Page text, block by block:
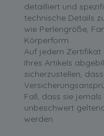
detailliert und
technische Details
wie Perlengröße,
Körperform.
Auf jedem Zertifikat
Ihres Artikels
sicherzustellen, dass
Fall, dass sie
unbeschwert
werden.